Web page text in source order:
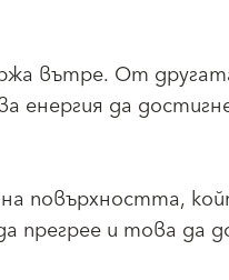
вътре. От
енергия да
повърхността,
прегрее и това да